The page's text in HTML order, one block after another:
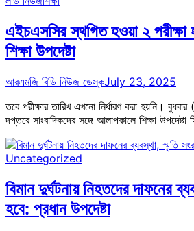
এইচএসসির স্থগিত হওয়া ২ পরীক্ষা
শিক্ষা উপদেষ্টা
আরএমজি বিডি নিউজ ডেস্কJuly 23, 2025
তবে পরীক্ষার তারিখ এখনো নির্ধারণ করা হয়নি।
দপ্তরে সাংবাদিকদের সঙ্গে আলাপকালে শিক্ষা
Uncategorized
বিমান দুর্ঘটনায় নিহতদের দাফনের
হবে: প্রধান উপদেষ্টা